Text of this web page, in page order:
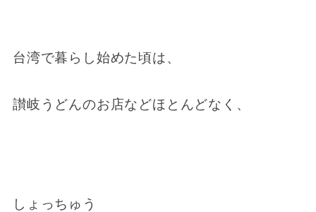
台湾で暮らし始めた頃は、
讃岐うどんのお店などほとんどなく、
しょっちゅう